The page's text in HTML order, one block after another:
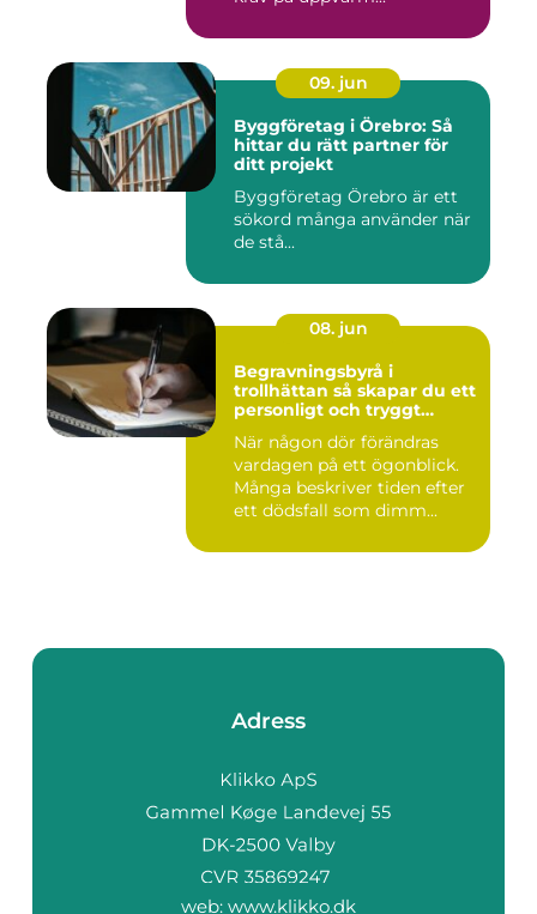
09. jun
Byggföretag i Örebro: Så
hittar du rätt partner för
ditt projekt
Byggföretag Örebro är ett
sökord många använder när
de stå...
08. jun
Begravningsbyrå i
trollhättan så skapar du ett
personligt och tryggt
När någon dör förändras
vardagen på ett ögonblick.
Många beskriver tiden efter
ett dödsfall som dimm...
Adress
web: www.klikko.dk